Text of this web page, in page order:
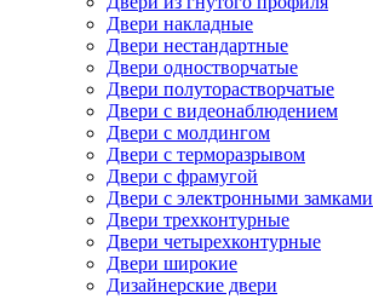
Двери накладные
Двери нестандартные
Двери одностворчатые
Двери полуторастворчатые
Двери с видеонаблюдением
Двери с молдингом
Двери с терморазрывом
Двери с фрамугой
Двери с электронными замками
Двери трехконтурные
Двери четырехконтурные
Двери широкие
Дизайнерские двери